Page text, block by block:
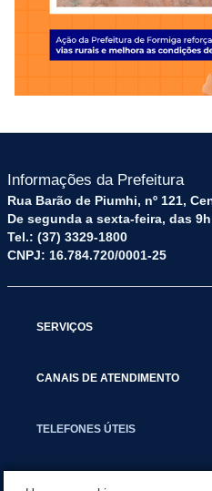
Informações da Prefeitura
Rua Barão de Piumhi, nº 121,
De segunda a sexta-feira, das
Tel.: (37) 3329-1800
CNPJ: 16.784.720/0001-25
SERVIÇOS
CANAIS DE ATENDIMENTO
TELEFONES ÚTEIS